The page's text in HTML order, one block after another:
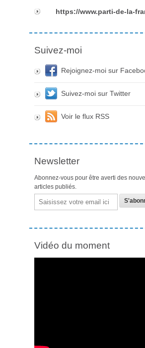
https://www.parti-de-la-
Suivez-moi
Rejoignez-moi sur
Suivez-moi sur Twitter
Voir le flux RSS
Newsletter
Abonnez-vous pour être averti des
articles publiés.
Email
Vidéo du moment